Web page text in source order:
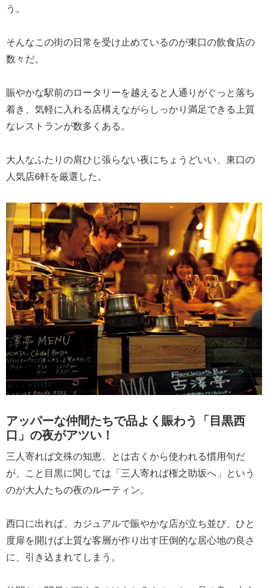
う。
そんなこの街の日常を受け止めているのが東口の飲食店の
数々だ。
賑やかな駅前のロータリーを越えると人通りがぐっと落ち
着き、気軽に入れる店構えながらしっかり満足できる上質
なレストランが数多くある。
大人なふたりの肩ひじ張らない夜にちょうどいい、東口の
人気店6軒を厳選した。
アッパーな仲間たちで品よく賑わう「目黒西
口」の夜がアツい！
三人寄れば文殊の知恵、とは古くから使われる慣用句だ
が、こと目黒に関しては「三人寄れば権之助坂へ」という
のが大人たちの夜のルーティン。
西口に出れば、カジュアルで賑やかな店が立ち並び、ひと
度扉を開けば上質な客層が作り出す圧倒的な居心地の良さ
に、引き込まれてしまう。